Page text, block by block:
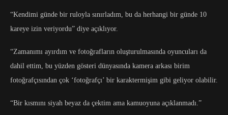
“Kendimi günde bir ruloyla sınırladım, bu da herhangi bir günde 10
kareye izin veriyordu” diye açıklıyor.
“Zamanımı ayırdım ve fotoğrafların oluşturulmasında oyuncuları da
dahil ettim, bu yüzden gösteri dünyasında kamera arkası birim
fotoğrafçısından çok ‘fotoğrafçı’ bir karaktermişim gibi geliyor olabilir.
“Bir kısmını siyah beyaz da çektim ama kamuoyuna açıklanmadı.”